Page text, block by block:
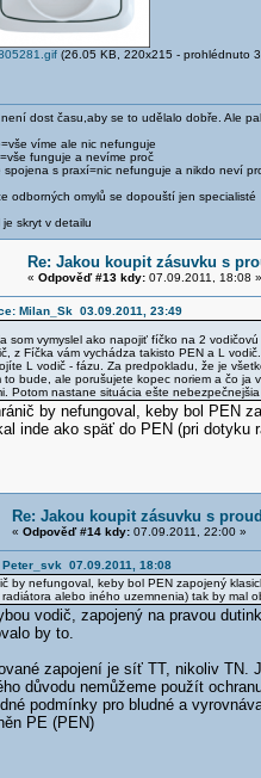
(26.05 KB, 220x215 - prohlédnuto
není dost času,aby se to udělalo dobře. Ale
víme ale nic nefunguje
funguje a nevíme proč
spojena s praxí=nic nefunguje a nikdo neví
odborných omylů se dopouští jen specialisté
je skryt v detailu
Re: Jakou koupit zásuvku s
« Odpověď #13 kdy:07.09.2011, 18:08 »
Milan_Sk 03.09.2011, 23:49
som vymyslel ako napojiť fíčko na 2
z Fíčka vám vychádza takisto PEN a L
L vodič - fázu. Za predpokladu, že je
to bude, ale porušujete kopec noriem a čo ja
Potom nastane situácia ešte
by nefungoval, keby bol PEN
inde ako späť do PEN (pri dotyku
Re: Jakou koupit zásuvku s
« Odpověď #14 kdy:07.09.2011, 22:00 »
Peter_svk 07.09.2011, 18:08
by nefungoval, keby bol PEN zapojený
alebo iného uzemnenia) tak by mal
vodič, zapojený na pravou
by to.
zapojení je síť TT, nikoliv
důvodu nemůžeme použít
podmínky pro bludné a
PE (PEN)